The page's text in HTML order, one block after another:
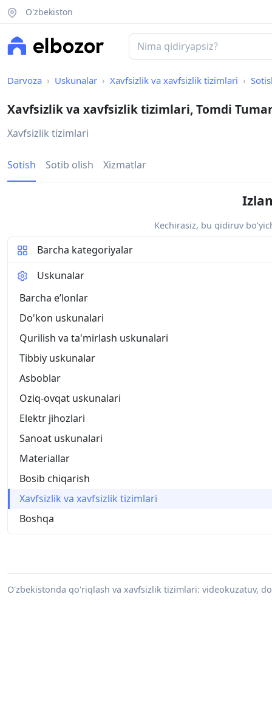
O'zbekiston
Darvoza Uskunalar Xavfsizlik va xavfsizlik tizimlari
Xavfsizlik va xavfsizlik tizimlari, Tomdi
Xavfsizlik tizimlari
Sotish Sotib olish Xizmatlar
Kechirasiz, bu qidiruv
Barcha kategoriyalar
Uskunalar
Barcha eʼlonlar
Do'kon uskunalari
Qurilish va ta'mirlash uskunalari
Tibbiy uskunalar
Asboblar
Oziq-ovqat uskunalari
Elektr jihozlari
Sanoat uskunalari
Materiallar
Bosib chiqarish
Xavfsizlik va xavfsizlik tizimlari
Boshqa
O'zbekistonda qo'riqlash va xavfsizlik tizimlari: videokuzatuv,